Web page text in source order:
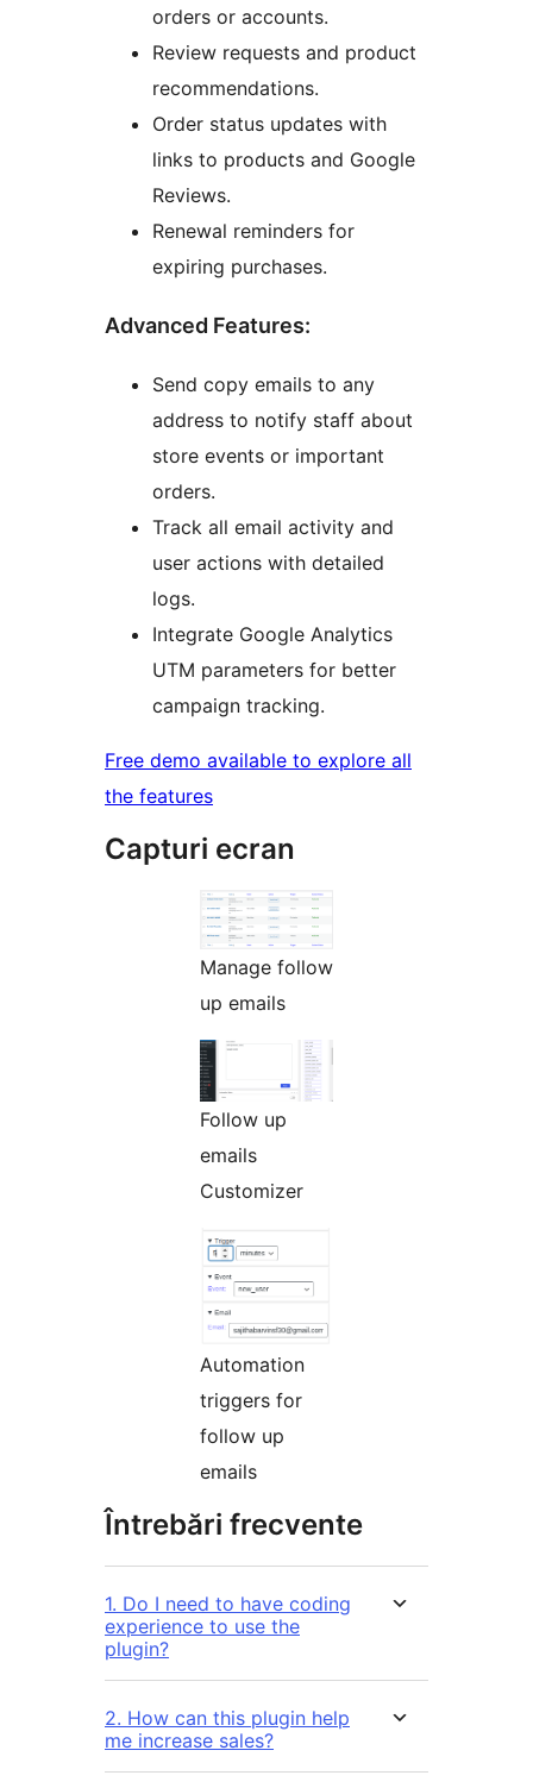
orders or accounts.
Review requests and product
recommendations.
Order status updates with
links to products and Google
Reviews.
Renewal reminders for
expiring purchases.
Advanced Features:
Send copy emails to any
address to notify staff about
store events or important
orders.
Track all email activity and
user actions with detailed
logs.
Integrate Google Analytics
UTM parameters for better
campaign tracking.
Free demo available to explore all
the features
Capturi ecran
Manage follow
up emails
Follow up
emails
Customizer
Automation
triggers for
follow up
emails
Întrebări frecvente
1. Do I need to have coding
experience to use the
plugin?
2. How can this plugin help
me increase sales?